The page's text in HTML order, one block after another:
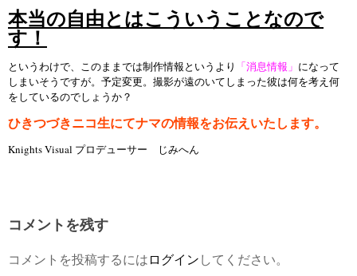
本当の自由とはこういうことなので
す！
というわけで、このままでは制作情報というより 「消息情報」 になって
しまいそうですが。予定変更。撮影が遠のいてしまった彼は何を考え何
をしているのでしょうか？
ひきつづきニコ生にてナマの情報をお伝えいたします。
Knights Visual プロデューサー じみへん
コメントを残す
コメントを投稿するには ログイン してください。